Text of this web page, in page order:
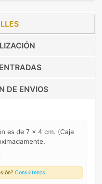
DE ENVIOS
es de 7 x 4 cm. (Caja
Consúltenos